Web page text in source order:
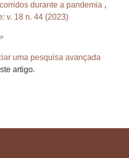
durante a pandemia ,
v. 18 n. 44 (2023)
uma pesquisa avançada
artigo.